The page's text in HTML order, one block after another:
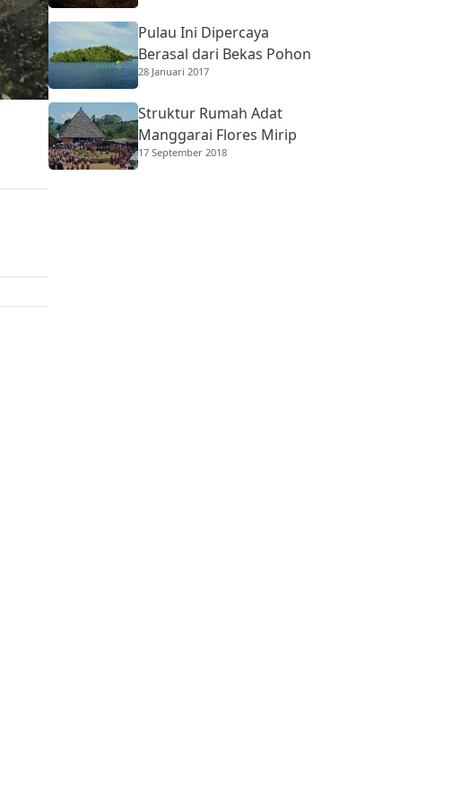
Pulau Ini Dipercaya
Berasal dari Bekas Pohon
Raksasa
28 Januari 2017
Struktur Rumah Adat
Manggarai Flores Mirip
Rumah Gadang
17 September 2018